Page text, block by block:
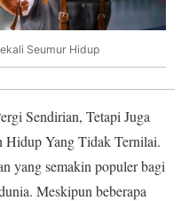
Seumur Hidup
Sendirian, Tetapi Juga
Hidup Yang Tidak Ternilai.
yang semakin populer bagi
Meskipun beberapa